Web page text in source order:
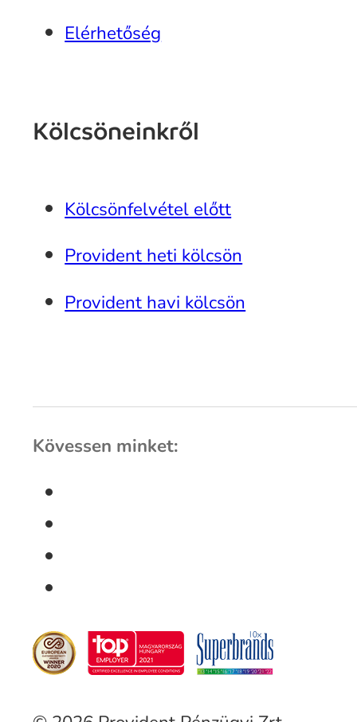
Elérhetőség
Kölcsöneinkről
Kölcsönfelvétel előtt
Provident heti kölcsön
Provident havi kölcsön
Kövessen minket: